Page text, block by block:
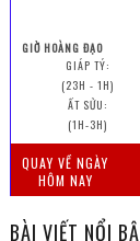
GIỜ HOÀNG ĐẠO
GIÁP TÝ:
(23H - 1H)
ẤT SỬU:
(1H-3H)
QUAY VỀ NGÀY
HÔM NAY
BÀI VIẾT NỔI